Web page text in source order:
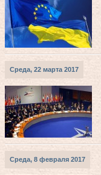
Среда, 22 марта 2017
Среда, 8 февраля 2017